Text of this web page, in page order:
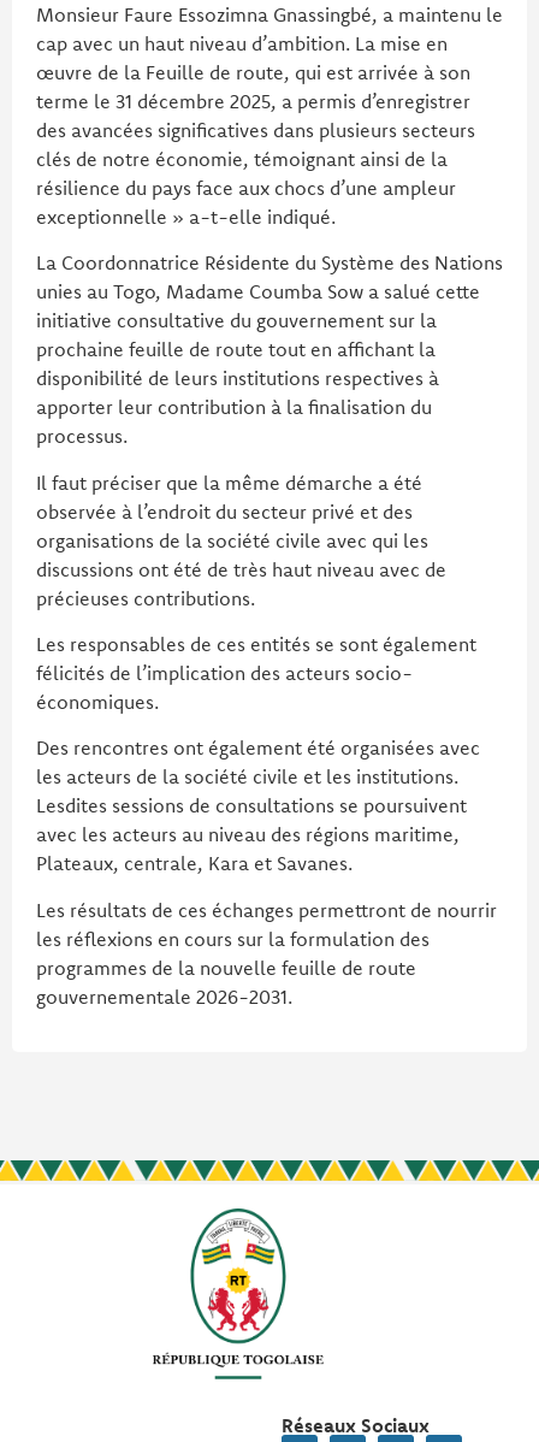
Monsieur Faure Essozimna Gnassingbé, a maintenu le
cap avec un haut niveau d’ambition. La mise en
œuvre de la Feuille de route, qui est arrivée à son
terme le 31 décembre 2025, a permis d’enregistrer
des avancées significatives dans plusieurs secteurs
clés de notre économie, témoignant ainsi de la
résilience du pays face aux chocs d’une ampleur
exceptionnelle » a-t-elle indiqué.
La Coordonnatrice Résidente du Système des Nations
unies au Togo, Madame Coumba Sow a salué cette
initiative consultative du gouvernement sur la
prochaine feuille de route tout en affichant la
disponibilité de leurs institutions respectives à
apporter leur contribution à la finalisation du
processus.
Il faut préciser que la même démarche a été
observée à l’endroit du secteur privé et des
organisations de la société civile avec qui les
discussions ont été de très haut niveau avec de
précieuses contributions.
Les responsables de ces entités se sont également
félicités de l’implication des acteurs socio-
économiques.
Des rencontres ont également été organisées avec
les acteurs de la société civile et les institutions.
Lesdites sessions de consultations se poursuivent
avec les acteurs au niveau des régions maritime,
Plateaux, centrale, Kara et Savanes.
Les résultats de ces échanges permettront de nourrir
les réflexions en cours sur la formulation des
programmes de la nouvelle feuille de route
gouvernementale 2026-2031.
Réseaux Sociaux